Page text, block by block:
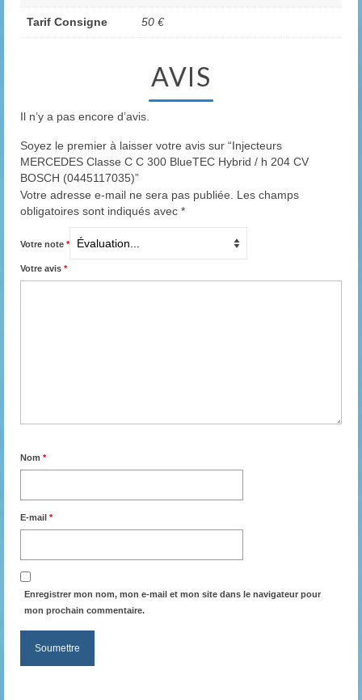
Tarif Consigne 50 €
AVIS
Il n’y a pas encore d’avis.
Soyez le premier à laisser votre avis sur “Injecteurs
MERCEDES Classe C C 300 BlueTEC Hybrid / h 204 CV
BOSCH (0445117035)”
Votre adresse e-mail ne sera pas publiée.
Les champs
obligatoires sont indiqués avec *
Votre note *
Votre avis *
Nom *
E-mail *
Enregistrer mon nom, mon e-mail et mon site dans le navigateur pour
mon prochain commentaire.